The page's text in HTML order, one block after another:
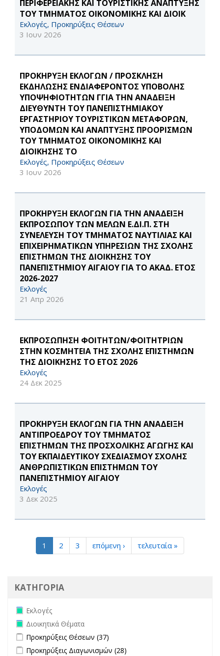
ΠΕΡΙΦΕΡΕΙΑΚΗΣ ΚΑΙ ΤΟΥΡΙΣΤΙΚΗΣ ΑΝΑΠΤΥΞΗΣ
ΤΟΥ ΤΜΗΜΑΤΟΣ ΟΙΚΟΝΟΜΙΚΗΣ ΚΑΙ ΔΙΟΙΚ
Εκλογές, Προκηρύξεις Θέσεων
3 Ιουν 2026
ΠΡΟΚΗΡΥΞΗ ΕΚΛΟΓΩΝ / ΠΡΟΣΚΛΗΣΗ
ΕΚΔΗΛΩΣΗΣ ΕΝΔΙΑΦΕΡΟΝΤΟΣ ΥΠΟΒΟΛΗΣ
ΥΠΟΨΗΦΙΟΤΗΤΩΝ ΓΓΙΑ ΤΗΝ ΑΝΑΔΕΙΞΗ
ΔΙΕΥΘΥΝΤΗ ΤΟΥ ΠΑΝΕΠΙΣΤΗΜΙΑΚΟΥ
ΕΡΓΑΣΤΗΡΙΟΥ ΤΟΥΡΙΣΤΙΚΩΝ ΜΕΤΑΦΟΡΩΝ,
ΥΠΟΔΟΜΩΝ ΚΑΙ ΑΝΑΠΤΥΞΗΣ ΠΡΟΟΡΙΣΜΩΝ
ΤΟΥ ΤΜΗΜΑΤΟΣ ΟΙΚΟΝΟΜΙΚΗΣ ΚΑΙ
ΔΙΟΙΚΗΣΗΣ ΤΟ
Εκλογές, Προκηρύξεις Θέσεων
3 Ιουν 2026
ΠΡΟΚΗΡΥΞΗ ΕΚΛΟΓΩΝ ΓΙΑ ΤΗΝ ΑΝΑΔΕΙΞΗ
ΕΚΠΡΟΣΩΠΟΥ ΤΩΝ ΜΕΛΩΝ Ε.ΔΙ.Π. ΣΤΗ
ΣΥΝΕΛΕΥΣΗ ΤΟΥ ΤΜΗΜΑΤΟΣ ΝΑΥΤΙΛΙΑΣ ΚΑΙ
ΕΠΙΧΕΙΡΗΜΑΤΙΚΩΝ ΥΠΗΡΕΣΙΩΝ ΤΗΣ ΣΧΟΛΗΣ
ΕΠΙΣΤΗΜΩΝ ΤΗΣ ΔΙΟΙΚΗΣΗΣ ΤΟΥ
ΠΑΝΕΠΙΣΤΗΜΙΟΥ ΑΙΓΑΙΟΥ ΓΙΑ ΤΟ ΑΚΑΔ. ΕΤΟΣ
2026-2027
Εκλογές
21 Απρ 2026
ΕΚΠΡΟΣΩΠΗΣΗ ΦΟΙΤΗΤΩΝ/ΦΟΙΤΗΤΡΙΩΝ
ΣΤΗΝ ΚΟΣΜΗΤΕΙΑ ΤΗΣ ΣΧΟΛΗΣ ΕΠΙΣΤΗΜΩΝ
ΤΗΣ ΔΙΟΙΚΗΣΗΣ ΤΟ ΕΤΟΣ 2026
Εκλογές
24 Δεκ 2025
ΠΡΟΚΗΡΥΞΗ ΕΚΛΟΓΩΝ ΓΙΑ ΤΗΝ ΑΝΑΔΕΙΞΗ
ΑΝΤΙΠΡΟΕΔΡΟΥ ΤΟΥ ΤΜΗΜΑΤΟΣ
ΕΠΙΣΤΗΜΩΝ ΤΗΣ ΠΡΟΣΧΟΛΙΚΗΣ ΑΓΩΓΗΣ ΚΑΙ
ΤΟΥ ΕΚΠΑΙΔΕΥΤΙΚΟΥ ΣΧΕΔΙΑΣΜΟΥ ΣΧΟΛΗΣ
ΑΝΘΡΩΠΙΣΤΙΚΩΝ ΕΠΙΣΤΗΜΩΝ ΤΟΥ
ΠΑΝΕΠΙΣΤΗΜΙΟΥ ΑΙΓΑΙΟΥ
Εκλογές
3 Δεκ 2025
1 2 3 επόμενη › τελευταία »
ΚΑΤΗΓΟΡΙΑ
Remove Εκλογές filter
Εκλογές
Remove Διοικητικά Θέματα filter
Διοικητικά Θέματα
Apply Προκηρύξεις Θέσεων filter
Προκηρύξεις Θέσεων (37)
Apply Προκηρύξεις Διαγωνισμών filter
Προκηρύξεις Διαγωνισμών (28)